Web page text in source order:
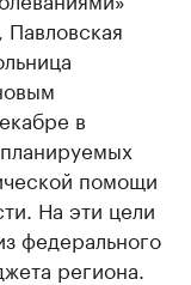
в
помощи
На эти цели
федерального
региона.